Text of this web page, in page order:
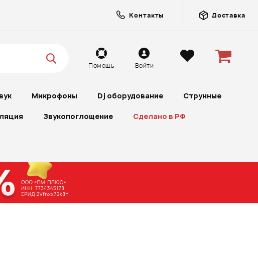
Контакты Доставка
Помощь Войти
Микрофоны Dj оборудование Струнные
Звукопоглощение Сделано в РФ